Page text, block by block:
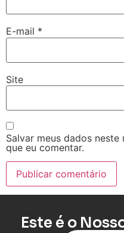
E-mail *
Site
Salvar meus dados
que eu comentar.
Este é o